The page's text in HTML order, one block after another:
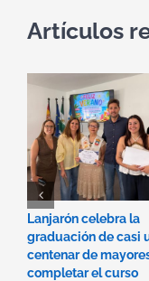
Artículos
Lanjarón celebra la
graduación de casi
centenar de
completar el curso